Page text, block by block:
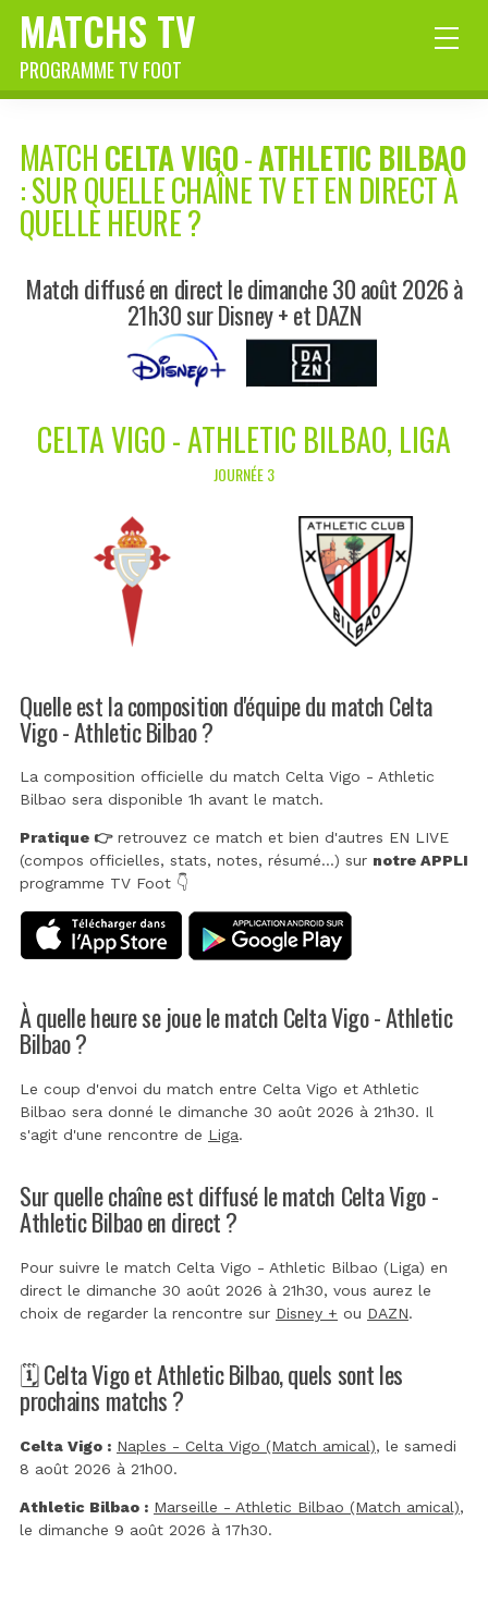
MATCHS TV
PROGRAMME TV FOOT
MATCHCELTA VIGO-ATHLETIC BILBAO
: SUR QUELLE CHAÎNE TV ET EN DIRECT À
QUELLE HEURE ?
Match diffusé en direct le dimanche 30 août 2026 à
21h30 sur Disney + et DAZN
CELTA VIGO - ATHLETIC BILBAO, LIGA
JOURNÉE 3
Quelle est la composition d'équipe du match Celta
Vigo - Athletic Bilbao ?
La composition officielle du match Celta Vigo - Athletic
Bilbao sera disponible 1h avant le match.
Pratique 👉retrouvez ce match et bien d'autres EN LIVE
(compos officielles, stats, notes, résumé...) sur notre APPLI
programme TV Foot 👇
À quelle heure se joue le match Celta Vigo - Athletic
Bilbao ?
Le coup d'envoi du match entre Celta Vigo et Athletic
Bilbao sera donné le dimanche 30 août 2026 à 21h30. Il
s'agit d'une rencontre de Liga.
Sur quelle chaîne est diffusé le match Celta Vigo -
Athletic Bilbao en direct ?
Pour suivre le match Celta Vigo - Athletic Bilbao (Liga) en
direct le dimanche 30 août 2026 à 21h30, vous aurez le
choix de regarder la rencontre sur Disney + ou DAZN.
🗓️ Celta Vigo et Athletic Bilbao, quels sont les
prochains matchs ?
Celta Vigo : Naples - Celta Vigo (Match amical), le samedi
8 août 2026 à 21h00.
Athletic Bilbao : Marseille - Athletic Bilbao (Match amical),
le dimanche 9 août 2026 à 17h30.